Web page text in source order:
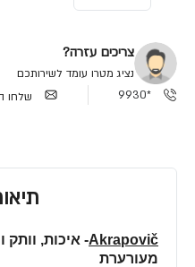
צריכים עזרה?
נציג מטרו עומד לשירותכם
*9930
שלחו
Akrapovič
- איכות, וותק
מעורערת